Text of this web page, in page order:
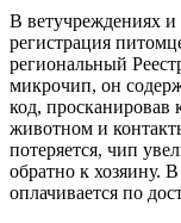
В ветучреждениях
регистрация
региональный
микрочип, он
код, просканировав
животном и
потеряется, чип
обратно к хозяину.
оплачивается по